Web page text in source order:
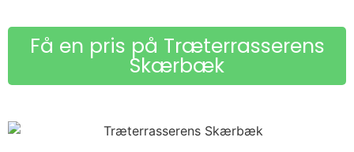
Få en pris på Træterrasserens
Skærbæk